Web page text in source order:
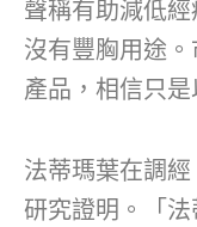
聲稱有助減低
沒有豐胸用途
產品，相信只是
法蒂瑪葉在調
研究證明。「